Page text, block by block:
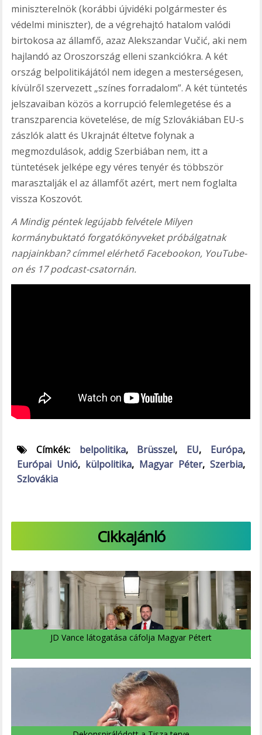
miniszterelnök (korábbi újvidéki polgármester és
védelmi miniszter), de a végrehajtó hatalom valódi
birtokosa az államfő, azaz Alekszandar Vučić, aki nem
hajlandó az Oroszország elleni szankciókra. A két
ország belpolitikájától nem idegen a mesterségesen,
kívülről szervezett „színes forradalom”. A két tüntetés
jelszavaiban közös a korrupció felemlegetése és a
transzparencia követelése, de míg Szlovákiában EU-s
zászlók alatt és Ukrajnát éltetve folynak a
megmozdulások, addig Szerbiában nem, itt a
tüntetések jelképe egy véres tenyér és többször
marasztalják el az államfőt azért, mert nem foglalta
vissza Koszovót.
A Mindig péntek legújabb felvétele Milyen
kormánybuktató forgatókönyveket próbálgatnak
napjainkban? címmel elérhető Facebookon, YouTube-
on és 17 podcast-csatornán.
Címkék: belpolitika, Brüsszel, EU, Európa,
Európai Unió, külpolitika, Magyar Péter, Szerbia,
Szlovákia
Cikkajánló
JD Vance látogatása cáfolja Magyar Pétert